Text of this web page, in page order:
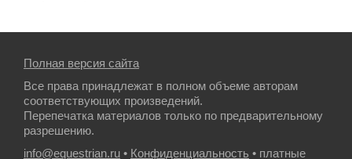
Полная версия сайта
Все права принадлежат в полном объеме авторам
соответствующих произведений.
Перепечатка материалов только по предварительному
разрешению.
info@equestrian.ru • Конфиденциальность • платные